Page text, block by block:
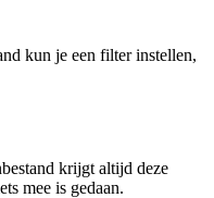
kun je een filter instellen,
krijgt altijd deze
mee is gedaan.